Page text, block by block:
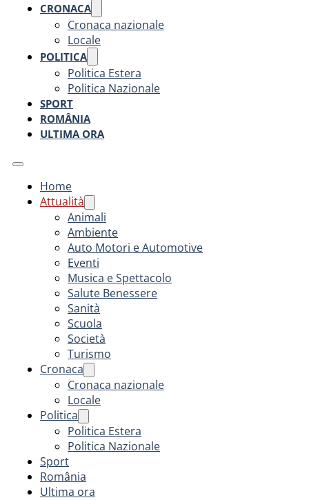
CRONACA
Cronaca nazionale
Locale
POLITICA
Politica Estera
Politica Nazionale
SPORT
ROMÂNIA
ULTIMA ORA
Home
Attualità
Animali
Ambiente
Auto Motori e Automotive
Eventi
Musica e Spettacolo
Salute Benessere
Sanità
Scuola
Società
Turismo
Cronaca
Cronaca nazionale
Locale
Politica
Politica Estera
Politica Nazionale
Sport
România
Ultima ora